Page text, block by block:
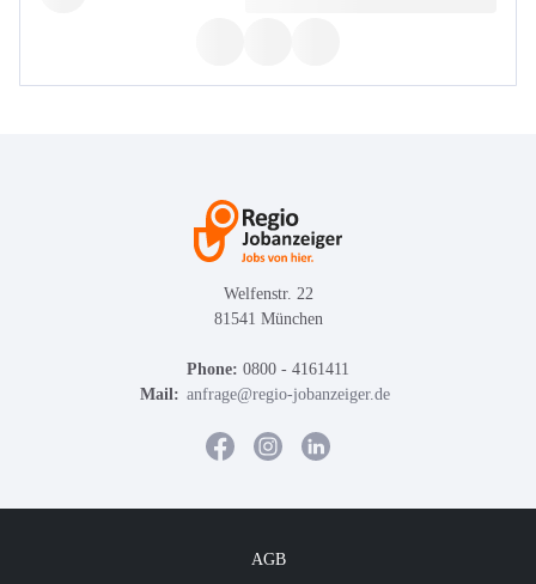
Welfenstr. 22
81541 München
Phone: 0800 - 4161411
Mail: anfrage@regio-jobanzeiger.de
AGB